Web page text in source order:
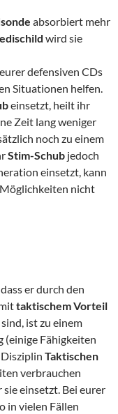
absorbiert mehr
wird sie
defensiven CDs
Situationen helfen.
einsetzt, heilt ihr
Zeit lang weniger
noch zu einem
Stim-Schub jedoch
einsetzt, kann
Möglichkeiten nicht
er durch den
taktischem Vorteil
ist zu einem
(einige Fähigkeiten
Taktischen
verbrauchen
sie einsetzt. Bei eurer
in vielen Fällen